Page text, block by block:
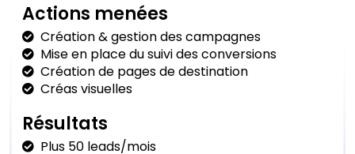
Actions menées
Création & gestion des campagnes
Mise en place du suivi des conversions
Création de pages de destination
Créas visuelles
Résultats
Plus 50 leads/mois